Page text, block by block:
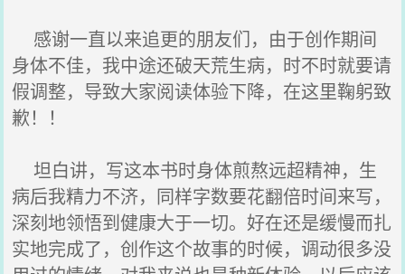
感谢一直以来追更的朋友们，由于创作期间
身体不佳，我中途还破天荒生病，时不时就要请
假调整，导致大家阅读体验下降，在这里鞠躬致
歉！！
坦白讲，写这本书时身体煎熬远超精神，生
病后我精力不济，同样字数要花翻倍时间来写，
深刻地领悟到健康大于一切。好在还是缓慢而扎
实地完成了，创作这个故事的时候，调动很多没